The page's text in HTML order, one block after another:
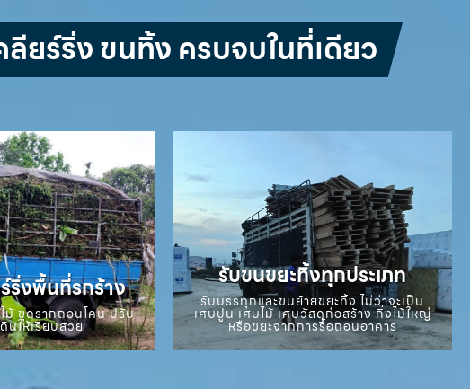
ยร์ริ่ง ขนทิ้ง ครบจบในที่เดียว
ริ่งพื้นที่รกร้าง
ขุดรากถอนโคน ปรับ
นให้เรียบสวย
รับขนขยะทิ้งทุกประเภท
รับบรรทุกและขนย้ายขยะทิ้ง ไม่ว่าจะเป็น
เศษปูน เศษไม้ เศษวัสดุก่อสร้าง กิ่งไม้ใหญ่
หรือขยะจากการรื้อถอนอาคาร